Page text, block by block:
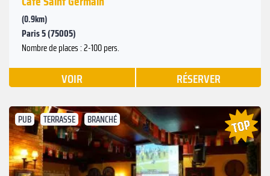
(0.9km)
Paris 5 (75005)
Nombre de places : 2-100 pers.
VOIR RÉSERVER
PUB TERRASSE BRANCHÉ